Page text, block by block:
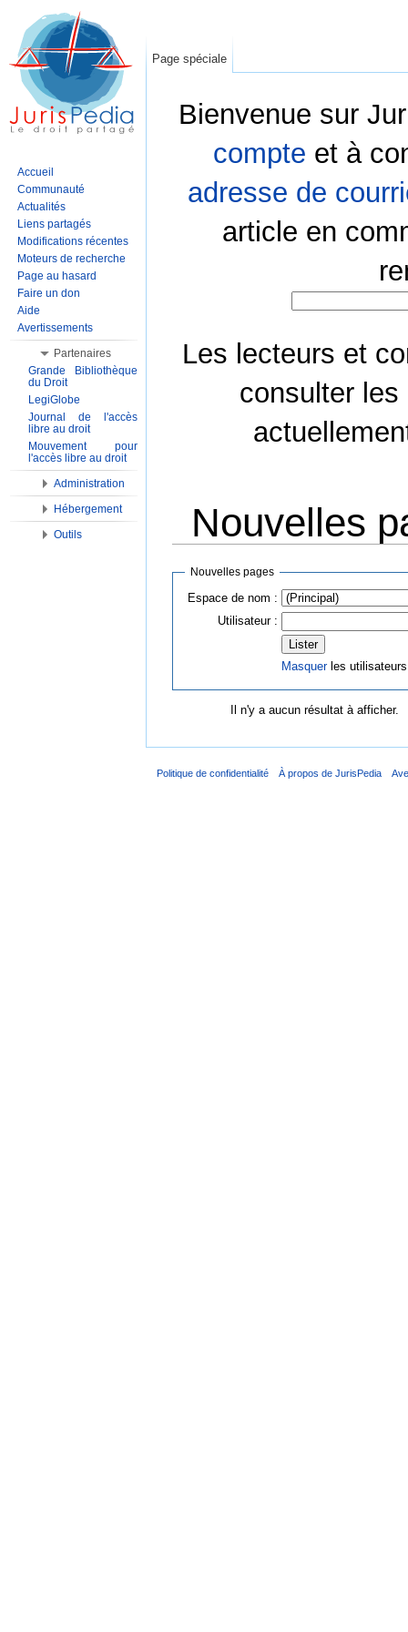
Bienvenue sur
compte et à
adresse de
article en
Les lecteurs et
consulter les
Nouvelles
Nouvelles pages
Espace de nom :
Utilisateur :
Masquerles
Il n'y a aucun résultat à afficher.
Page spéciale
Accueil
Communauté
Actualités
Liens partagés
Modifications récentes
Moteurs de recherche
Page au hasard
Faire un don
Aide
Avertissements
Partenaires
Grande Bibliothèque
du Droit
LegiGlobe
Journal de l'accès
libre au droit
Mouvement pour
l'accès libre au droit
Administration
Hébergement
Outils
Politique de confidentialité À propos de JurisPedia